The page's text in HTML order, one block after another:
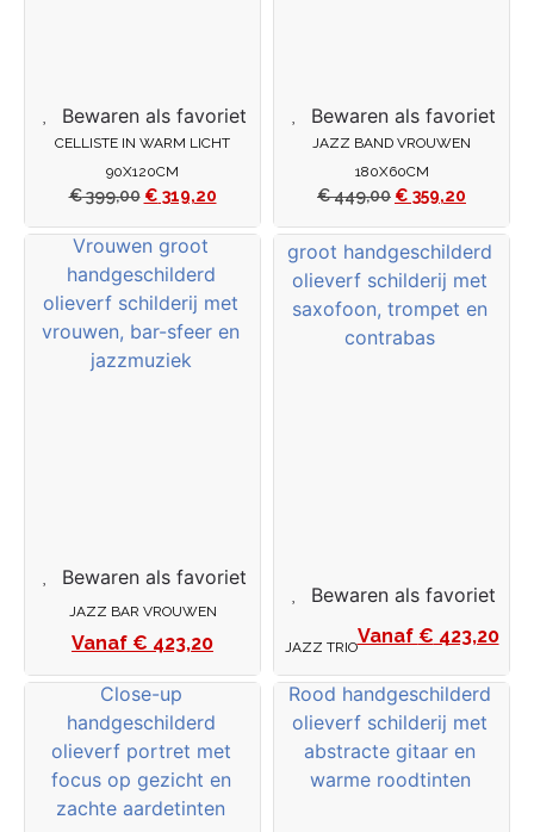
Bewaren als favoriet
CELLISTE IN WARM LICHT
90X120CM
€399,00 € 319,20
Bewaren als favoriet
JAZZ BAND VROUWEN
180X60CM
€449,00 € 359,20
Bewaren als favoriet
JAZZ BAR VROUWEN
€ 423,20
Bewaren als favoriet
JAZZ TRIO € 423,20